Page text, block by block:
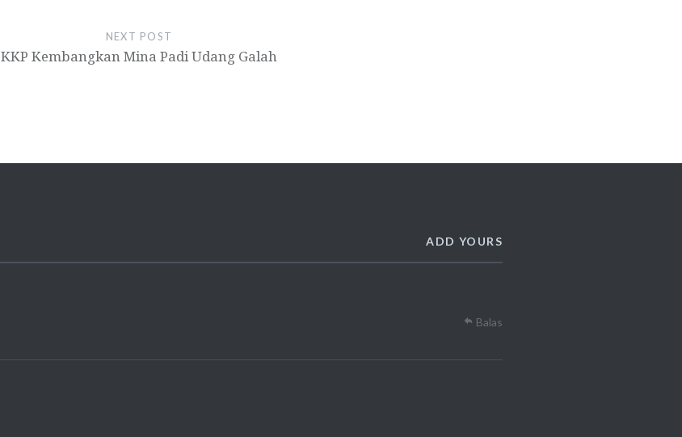
NEXT POST
KKP Kembangkan Mina Padi Udang Galah
ADD YOURS
Balas